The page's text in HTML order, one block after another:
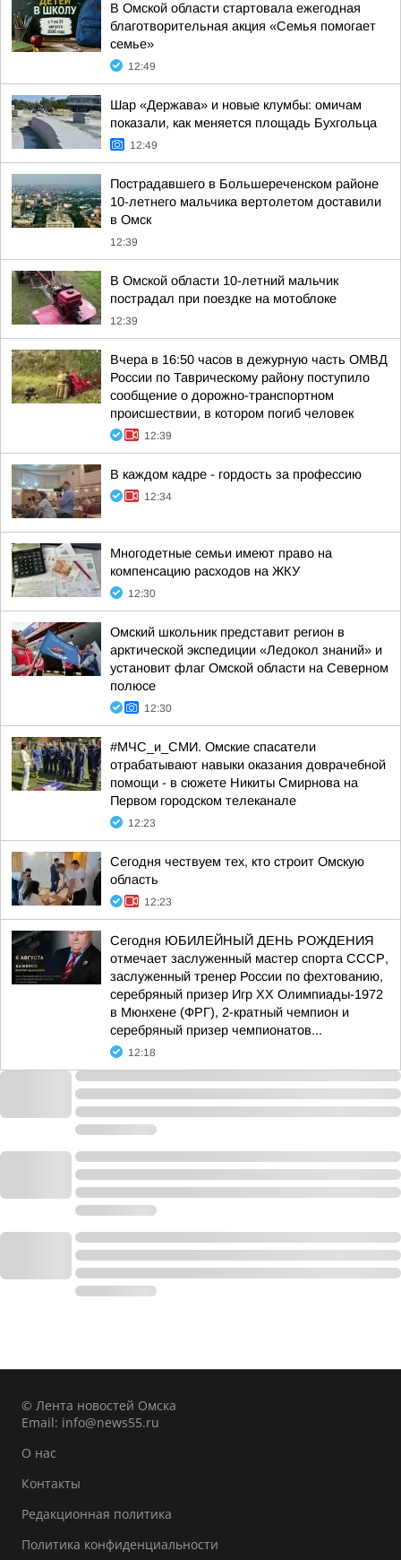
В Омской области стартовала ежегодная
благотворительная акция «Семья помогает
семье»
12:49
Шар «Держава» и новые клумбы: омичам
показали, как меняется площадь Бухгольца
12:49
Пострадавшего в Большереченском районе
10-летнего мальчика вертолетом доставили
в Омск
12:39
В Омской области 10-летний мальчик
пострадал при поездке на мотоблоке
12:39
Вчера в 16:50 часов в дежурную часть ОМВД
России по Таврическому району поступило
сообщение о дорожно-транспортном
происшествии, в котором погиб человек
12:39
В каждом кадре - гордость за профессию
12:34
Многодетные семьи имеют право на
компенсацию расходов на ЖКУ
12:30
Омский школьник представит регион в
арктической экспедиции «Ледокол знаний» и
установит флаг Омской области на Северном
полюсе
12:30
#МЧС_и_СМИ. Омские спасатели
отрабатывают навыки оказания доврачебной
помощи - в сюжете Никиты Смирнова на
Первом городском телеканале
12:23
Сегодня чествуем тех, кто строит Омскую
область
12:23
Сегодня ЮБИЛЕЙНЫЙ ДЕНЬ РОЖДЕНИЯ
отмечает заслуженный мастер спорта СССР,
заслуженный тренер России по фехтованию,
серебряный призер Игр XX Олимпиады-1972
в Мюнхене (ФРГ), 2-кратный чемпион и
серебряный призер чемпионатов...
12:18
© Лента новостей Омска
Email: info@news55.ru
О нас
Контакты
Редакционная политика
Политика конфиденциальности